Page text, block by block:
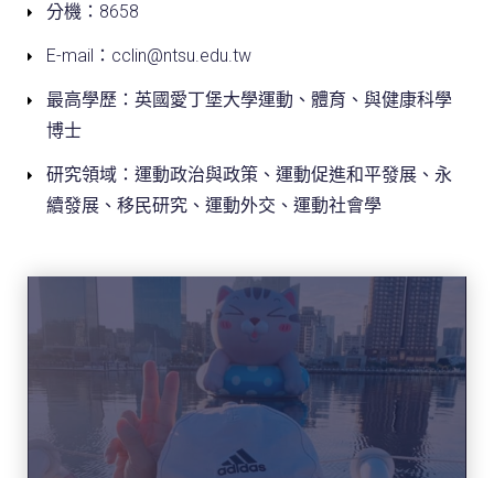
分機：8658
E-mail：cclin@ntsu.edu.tw
最高學歷： 英國愛丁堡大學運動、體育、與健康科學
博士
研究領域： 運動政治與政策、 運動促進和平發展、 永
續發展、 移民研究、 運動外交、 運動社會學